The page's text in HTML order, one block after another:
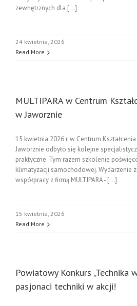
zewnętrznych dla [...]
24 kwietnia, 2026
Read More
MULTIPARA w Centrum
w Jaworznie
15 kwietnia 2026 r. w Centrum
Jaworznie odbyło się kolejne
praktyczne. Tym razem szkolenie
klimatyzacji samochodowej. Wydarzenie
współpracy z firmą MULTIPARA - [...]
15 kwietnia, 2026
Read More
Powiatowy Konkurs „Technika
pasjonaci techniki w akcji!